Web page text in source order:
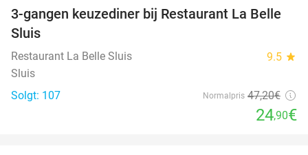
47%
3-gangen keuzediner bij Restaurant La Belle
Sluis
Restaurant La Belle Sluis 9.5 star
Sluis
Solgt: 107
Normalpris 47,20€
24,90€